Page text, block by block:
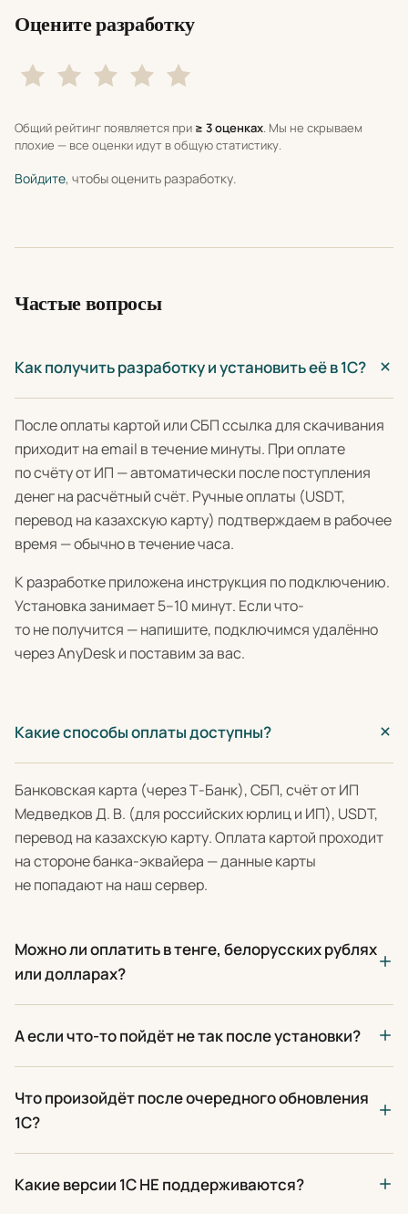
Оцените разработку
Общий рейтинг появляется при ≥ 3 оценках. Мы не скрываем
плохие — все оценки идут в общую статистику.
Войдите, чтобы оценить разработку.
Частые вопросы
Как получить разработку и установить её в 1С?
После оплаты картой или СБП ссылка для скачивания
приходит на email в течение минуты. При оплате
по счёту от ИП — автоматически после поступления
денег на расчётный счёт. Ручные оплаты (USDT,
перевод на казахскую карту) подтверждаем в рабочее
время — обычно в течение часа.
К разработке приложена инструкция по подключению.
Установка занимает 5–10 минут. Если что-
то не получится — напишите, подключимся удалённо
через AnyDesk и поставим за вас.
Какие способы оплаты доступны?
Банковская карта (через Т-Банк), СБП, счёт от ИП
Медведков Д. В. (для российских юрлиц и ИП), USDT,
перевод на казахскую карту. Оплата картой проходит
на стороне банка-эквайера — данные карты
не попадают на наш сервер.
Можно ли оплатить в тенге, белорусских рублях
или долларах?
А если что-то пойдёт не так после установки?
Что произойдёт после очередного обновления
1С?
Какие версии 1С НЕ поддерживаются?